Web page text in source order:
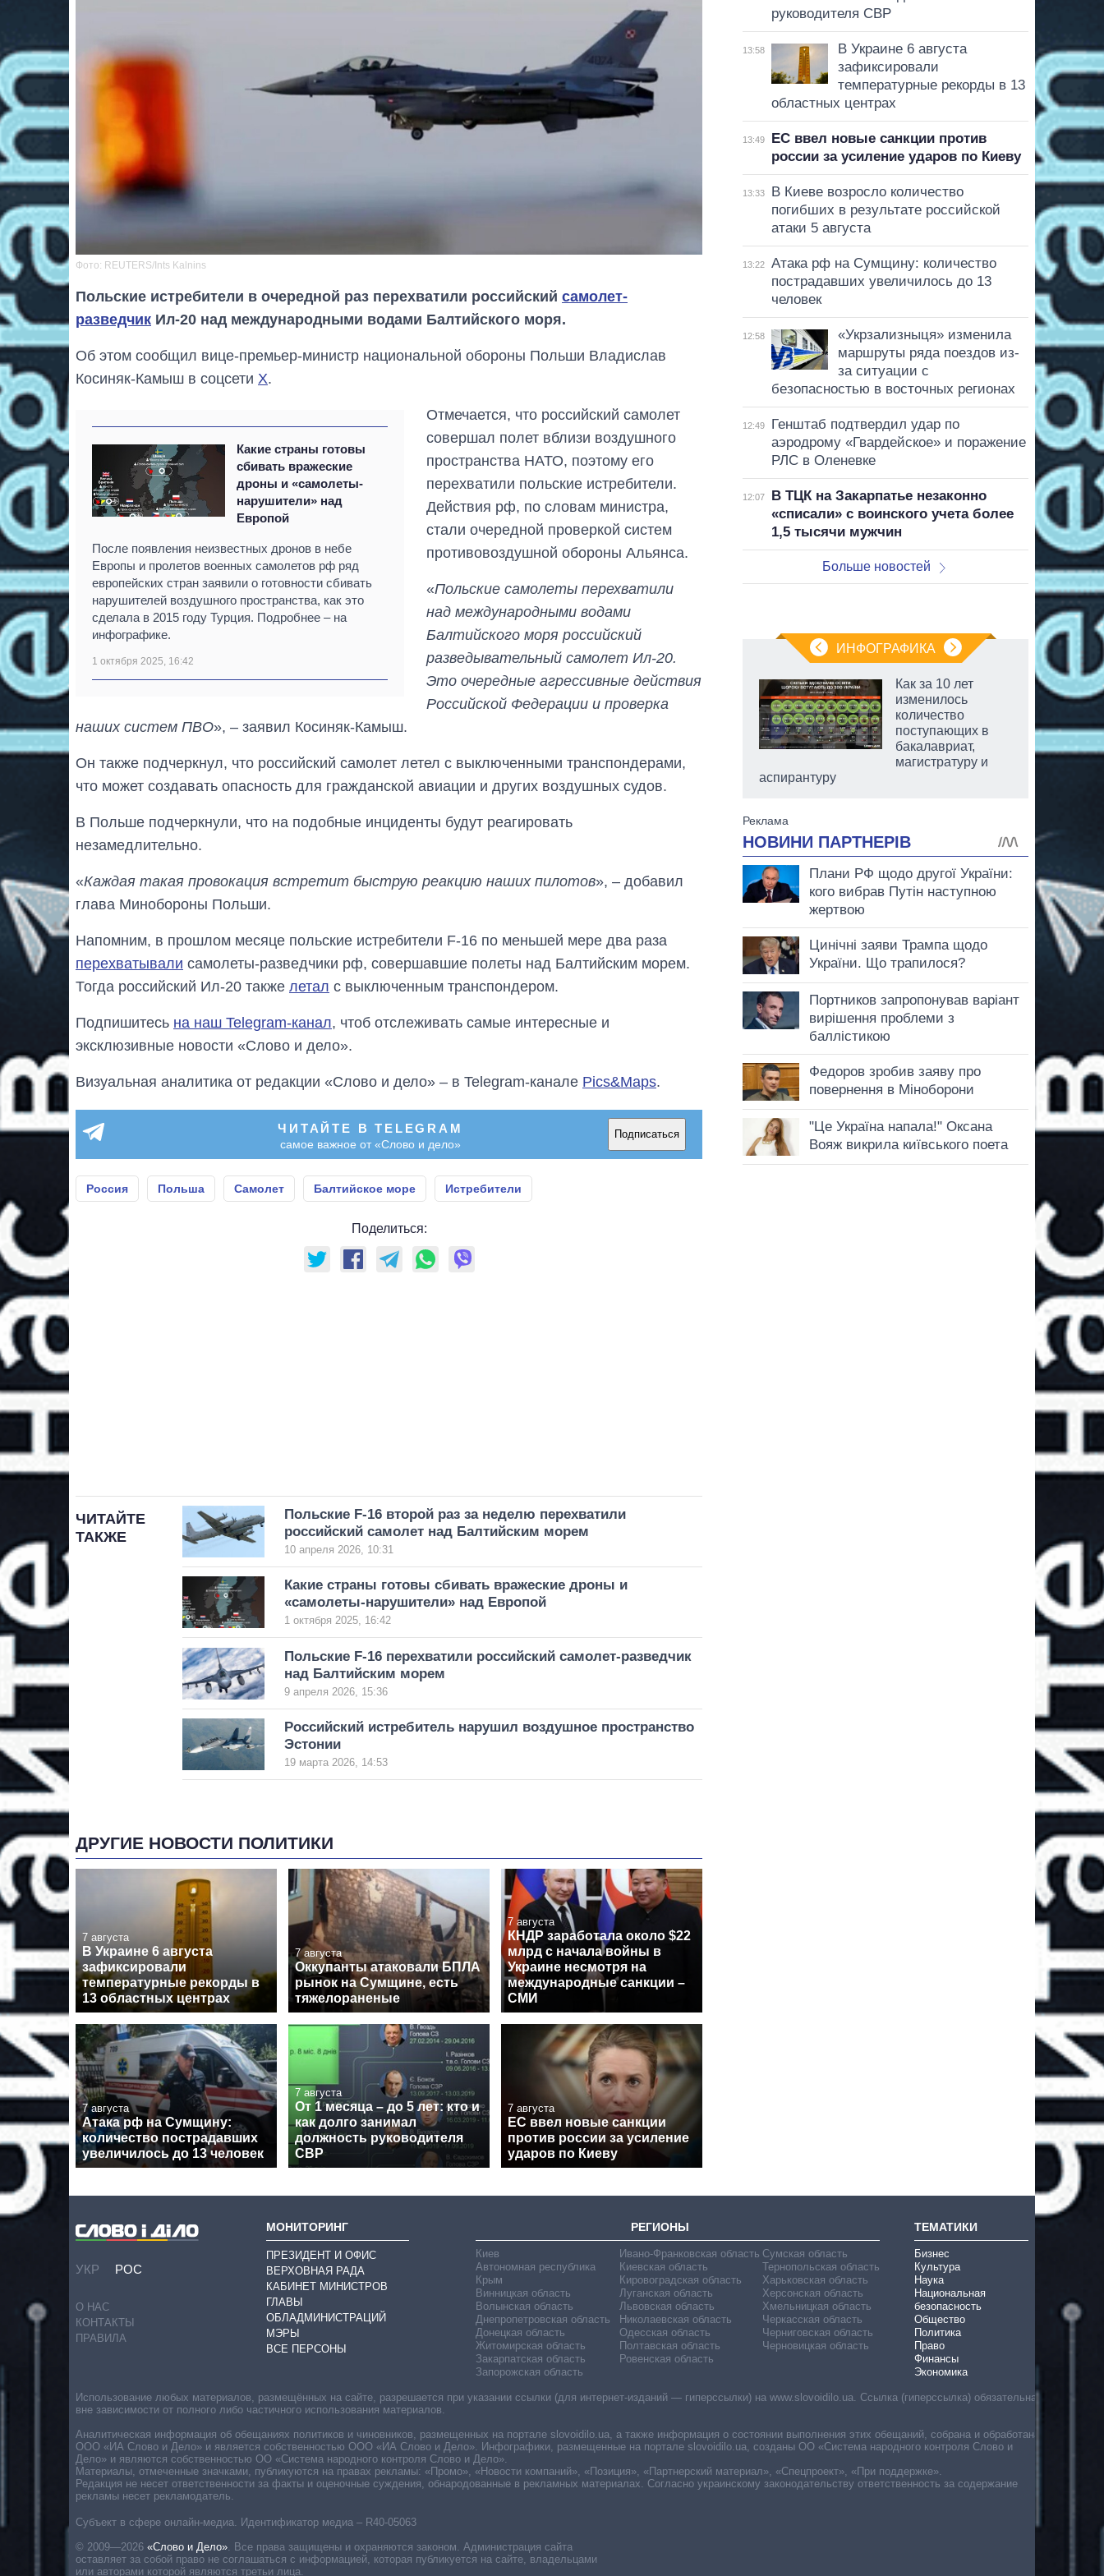
Фото: REUTERS/Ints Kalnins
Польские истребители в очередной раз перехватили российский самолет-
разведчик Ил-20 над международными водами Балтийского моря.
Об этом сообщил вице-премьер-министр национальной обороны Польши Владислав
Косиняк-Камыш в соцсети X.
Какие страны готовы
сбивать вражеские
дроны и «самолеты-
нарушители» над
Европой
После появления неизвестных дронов в небе
Европы и пролетов военных самолетов рф ряд
европейских стран заявили о готовности сбивать
нарушителей воздушного пространства, как это
сделала в 2015 году Турция. Подробнее – на
инфографике.
1 октября 2025, 16:42
Отмечается, что российский самолет
совершал полет вблизи воздушного
пространства НАТО, поэтому его
перехватили польские истребители.
Действия рф, по словам министра,
стали очередной проверкой систем
противовоздушной обороны Альянса.
«Польские самолеты перехватили
над международными водами
Балтийского моря российский
разведывательный самолет Ил-20.
Это очередные агрессивные действия
Российской Федерации и проверка
наших систем ПВО», – заявил Косиняк-Камыш.
Он также подчеркнул, что российский самолет летел с выключенными транспондерами,
что может создавать опасность для гражданской авиации и других воздушных судов.
В Польше подчеркнули, что на подобные инциденты будут реагировать
незамедлительно.
«Каждая такая провокация встретит быструю реакцию наших пилотов», – добавил
глава Минобороны Польши.
Напомним, в прошлом месяце польские истребители F-16 по меньшей мере два раза
перехватывали самолеты-разведчики рф, совершавшие полеты над Балтийским морем.
Тогда российский Ил-20 также летал с выключенным транспондером.
Подпишитесь на наш Telegram-канал, чтоб отслеживать самые интересные и
эксклюзивные новости «Слово и дело».
Визуальная аналитика от редакции «Слово и дело» – в Telegram-канале Pics&Maps.
ЧИТАЙТЕ В TELEGRAM
самое важное от «Слово и дело»
Подписаться
Россия Польша Самолет Балтийское море Истребители
Поделиться:
ЧИТАЙТЕ
ТАКЖЕ
Польские F-16 второй раз за неделю перехватили
российский самолет над Балтийским морем
10 апреля 2026, 10:31
Какие страны готовы сбивать вражеские дроны и
«самолеты-нарушители» над Европой
1 октября 2025, 16:42
Польские F-16 перехватили российский самолет-разведчик
над Балтийским морем
9 апреля 2026, 15:36
Российский истребитель нарушил воздушное пространство
Эстонии
19 марта 2026, 14:53
ДРУГИЕ НОВОСТИ ПОЛИТИКИ
7 августа
В Украине 6 августа
зафиксировали
температурные рекорды в
13 областных центрах
7 августа
Оккупанты атаковали БПЛА
рынок на Сумщине, есть
тяжелораненые
7 августа
КНДР заработала около $22
млрд с начала войны в
Украине несмотря на
международные санкции –
СМИ
7 августа
Атака рф на Сумщину:
количество пострадавших
увеличилось до 13 человек
7 августа
От 1 месяца – до 5 лет: кто и
как долго занимал
должность руководителя
СВР
7 августа
ЕС ввел новые санкции
против россии за усиление
ударов по Киеву
руководителя СВР
13:58
В Украине 6 августа
зафиксировали
температурные рекорды в 13
областных центрах
13:49
ЕС ввел новые санкции против
россии за усиление ударов по Киеву
13:33
В Киеве возросло количество
погибших в результате российской
атаки 5 августа
13:22
Атака рф на Сумщину: количество
пострадавших увеличилось до 13
человек
12:58
«Укрзализныця» изменила
маршруты ряда поездов из-
за ситуации с
безопасностью в восточных регионах
12:49
Генштаб подтвердил удар по
аэродрому «Гвардейское» и поражение
РЛС в Оленевке
12:07
В ТЦК на Закарпатье незаконно
«списали» с воинского учета более
1,5 тысячи мужчин
Больше новостей
ИНФОГРАФИКА
Как изменился
бюджет
Министерства
Как за 10 лет
изменилось
количество
поступающих в
бакалавриат,
магистратуру и
аспирантуру
УКР РОС
О НАС
КОНТАКТЫ
ПРАВИЛА
МОНИТОРИНГ
ПРЕЗИДЕНТ И ОФИС
ВЕРХОВНАЯ РАДА
КАБИНЕТ МИНИСТРОВ
ГЛАВЫ
ОБЛАДМИНИСТРАЦИЙ
МЭРЫ
ВСЕ ПЕРСОНЫ
РЕГИОНЫ
Киев
Автономная республика
Крым
Винницкая область
Волынская область
Днепропетровская область
Донецкая область
Житомирская область
Закарпатская область
Запорожская область
Ивано-Франковская область
Киевская область
Кировоградская область
Луганская область
Львовская область
Николаевская область
Одесская область
Полтавская область
Ровенская область
Сумская область
Тернопольская область
Харьковская область
Херсонская область
Хмельницкая область
Черкасская область
Черниговская область
Черновицкая область
ТЕМАТИКИ
Бизнес
Культура
Наука
Национальная
безопасность
Общество
Политика
Право
Финансы
Экономика
Субъект в сфере онлайн-медиа. Идентификатор медиа – R40-05063
© 2009—2026 «Слово и Дело» Все права защищены и охраняются законом. Администрация сайта
оставляет за собой право не соглашаться с информацией, которая публикуется на сайте, владельцами
или авторами которой являются третьи лица.
Использование любых материалов, размещённых на сайте, разрешается при указании ссылки (для интернет-изданий — гиперссылки) на www.slovoidilo.ua. Ссылка (гиперссылка) обязательна
вне зависимости от полного либо частичного использования материалов.
Аналитическая информация об обещаниях политиков и чиновников, размещенных на портале slovoidilo.ua, а также информация о состоянии выполнения этих обещаний, собрана и обработана
ООО «ИА Слово и Дело» и является собственностью ООО «ИА Слово и Дело». Инфографики, размещенные на портале slovoidilo.ua, созданы ОО «Система народного контроля Слово и
Дело» и являются собственностью ОО «Система народного контроля Слово и Дело».
Материалы, отмеченные значками, публикуются на правах рекламы: «Промо», «Новости компаний», «Позиция», «Партнерский материал», «Спецпроект», «При поддержке».
Редакция не несет ответственности за факты и оценочные суждения, обнародованные в рекламных материалах. Согласно украинскому законодательству ответственность за содержание
рекламы несет рекламодатель.